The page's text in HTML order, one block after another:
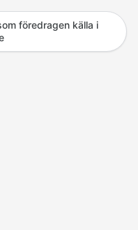
föredragen källa i